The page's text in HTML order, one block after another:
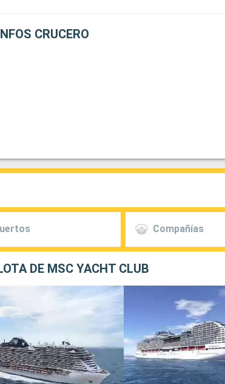
CRUCERO
Compañías
DE MSC YACHT CLUB